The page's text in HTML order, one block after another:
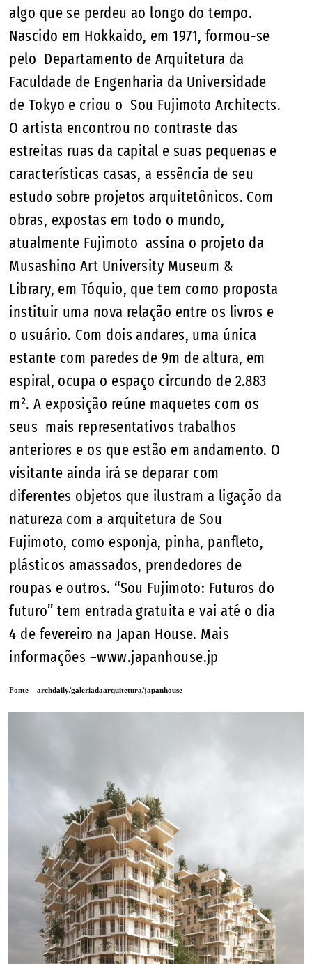
algo que se perdeu ao longo do tempo.
Nascido em Hokkaido, em 1971, formou-se
pelo Departamento de Arquitetura da
Faculdade de Engenharia da Universidade
de Tokyo e criou o Sou Fujimoto Architects.
O artista encontrou no contraste das
estreitas ruas da capital e suas pequenas e
características casas, a essência de seu
estudo sobre projetos arquitetônicos. Com
obras, expostas em todo o mundo,
atualmente Fujimoto assina o projeto da
Musashino Art University Museum &
Library, em Tóquio, que tem como proposta
instituir uma nova relação entre os livros e
o usuário. Com dois andares, uma única
estante com paredes de 9m de altura, em
espiral, ocupa o espaço circundo de 2.883
m². A exposição reúne maquetes com os
seus mais representativos trabalhos
anteriores e os que estão em andamento. O
visitante ainda irá se deparar com
diferentes objetos que ilustram a ligação da
natureza com a arquitetura de Sou
Fujimoto, como esponja, pinha, panfleto,
plásticos amassados, prendedores de
roupas e outros. “Sou Fujimoto: Futuros do
futuro” tem entrada gratuita e vai até o dia
4 de fevereiro na Japan House. Mais
informações –www.japanhouse.jp
Fonte – archdaily/galeriadaarquitetura/japanhouse